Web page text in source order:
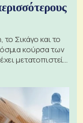
Σικάγο και το
κούρσα των
μετατοπιστεί